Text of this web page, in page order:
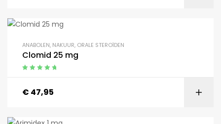
ANABOLEN, NAKUUR, ORALE STEROÏDEN
Clomid 25 mg
€ 47,95